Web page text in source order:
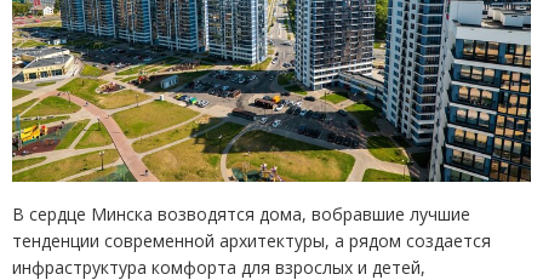
В сердце Минска возводятся дома, вобравшие лучшие
тенденции современной архитектуры, а рядом создается
инфраструктура комфорта для взрослых и детей,